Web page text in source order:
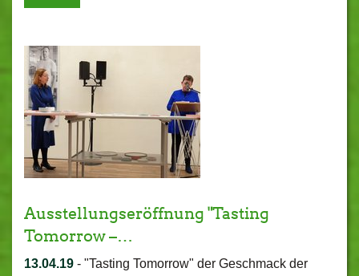
Ausstellungseröffnung "Tasting
Tomorrow –…
13.04.19 - "Tasting Tomorrow" der Geschmack der